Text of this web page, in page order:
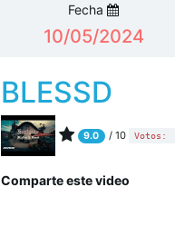
Fecha
10/05/2024
BLESSD
9.0 / 10 Votos:
Comparte este video